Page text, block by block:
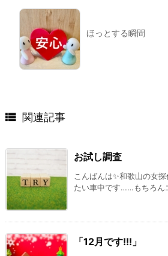
ほっとする瞬間
 関連記事
お試し調査
こんばんは✨和歌山の女
たい車中です……もちろん
「12月です!!!」